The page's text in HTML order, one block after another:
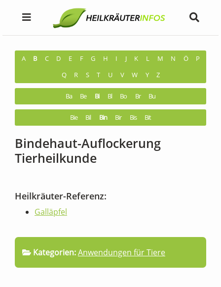
A B C D E F G H I J K L M N Ö
P
Q
R S T U V W Y Z
Ba Be Bi Bl Bo Br Bu
Bie Bil Bin Bir Bis Bit
Bindehaut-Auflockerung
Tierheilkunde
Heilkräuter-Referenz:
Galläpfel
Kategorien:Anwendungen für Tiere